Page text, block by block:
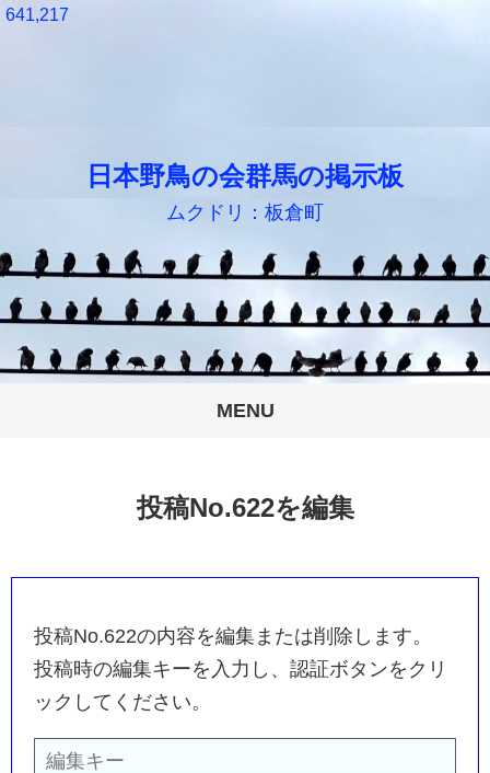
日本野鳥の会群馬の掲示板
ムクドリ：板倉町
MENU
641,217
投稿No.622を編集
投稿No.622の内容を編集または削除します。
投稿時の編集キーを入力し、認証ボタンをクリ
ックしてください。